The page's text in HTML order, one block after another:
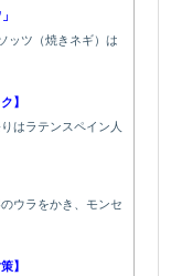
ッツ（焼きネギ）は
】
はラテンスペイン人
ウラをかき、モンセ
】